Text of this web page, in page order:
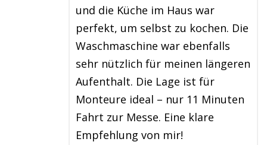
und die Küche im Haus war
perfekt, um selbst zu kochen. Die
Waschmaschine war ebenfalls
sehr nützlich für meinen längeren
Aufenthalt. Die Lage ist für
Monteure ideal – nur 11 Minuten
Fahrt zur Messe. Eine klare
Empfehlung von mir!